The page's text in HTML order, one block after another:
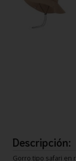
Descripción:
Gorro tipo safari en